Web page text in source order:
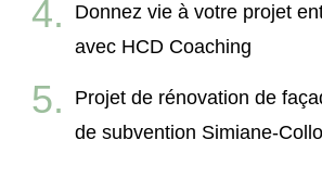
Donnez vie à votre projet
avec HCD Coaching
Projet de rénovation de
de subvention Simiane-